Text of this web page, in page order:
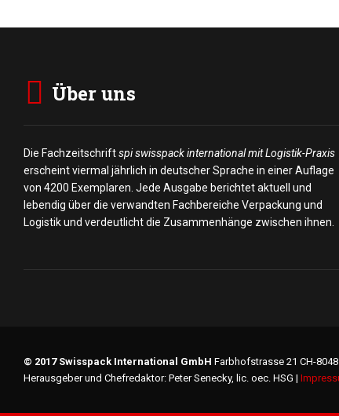
Über uns
Die Fachzeitschriftspi swisspack international mit Logistik-Praxis
erscheint viermal jährlich in deutscher Sprache in einer Auflage
von 4200 Exemplaren. Jede Ausgabe berichtet aktuell und
lebendig über die verwandten Fachbereiche Verpackung und
Logistik und verdeutlicht die Zusammenhänge zwischen ihnen.
© 2017 Swisspack International GmbH Farbhofstrasse 21 CH-
Herausgeber und Chefredaktor: Peter Senecky, lic. oec. HSG |